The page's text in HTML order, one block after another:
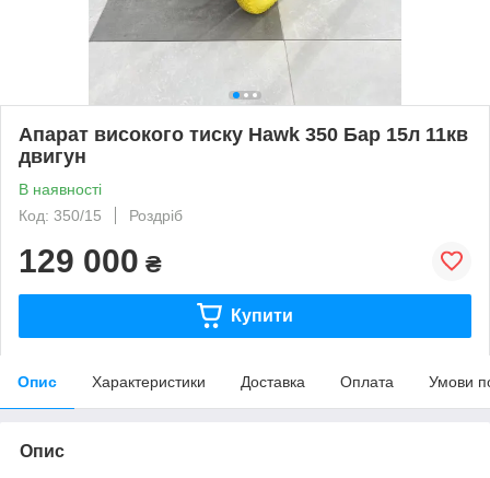
Апарат високого тиску Hawk 350 Бар 15л 11кв
двигун
В наявності
Код: 350/15
Роздріб
129 000 ₴
Купити
Опис Характеристики Доставка Оплата Умови
Опис